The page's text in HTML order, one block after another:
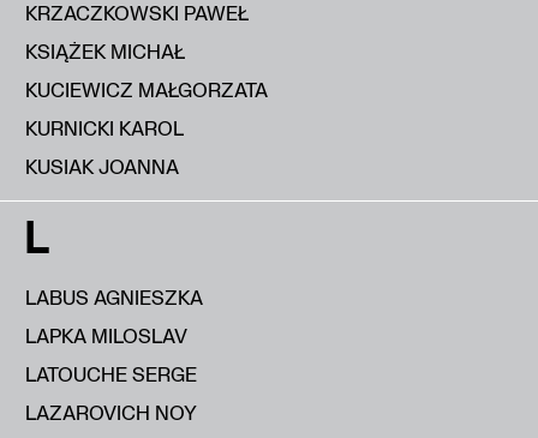
KRZACZKOWSKI PAWEŁ
KSIĄŻEK MICHAŁ
KUCIEWICZ MAŁGORZATA
KURNICKI KAROL
KUSIAK JOANNA
L
LABUS AGNIESZKA
LAPKA MILOSLAV
LATOUCHE SERGE
LAZAROVICH NOY